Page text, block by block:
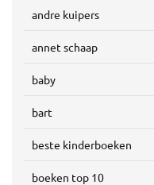
andre kuipers
annet schaap
baby
bart
beste kinderboeken
boeken top 10